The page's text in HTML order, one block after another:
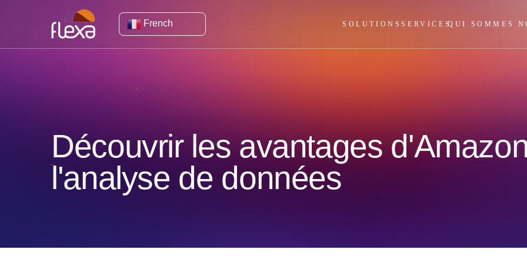
French SOLUTIONSSERVICESQUI SOMMES
Découvrir les avantages
l'analyse de données